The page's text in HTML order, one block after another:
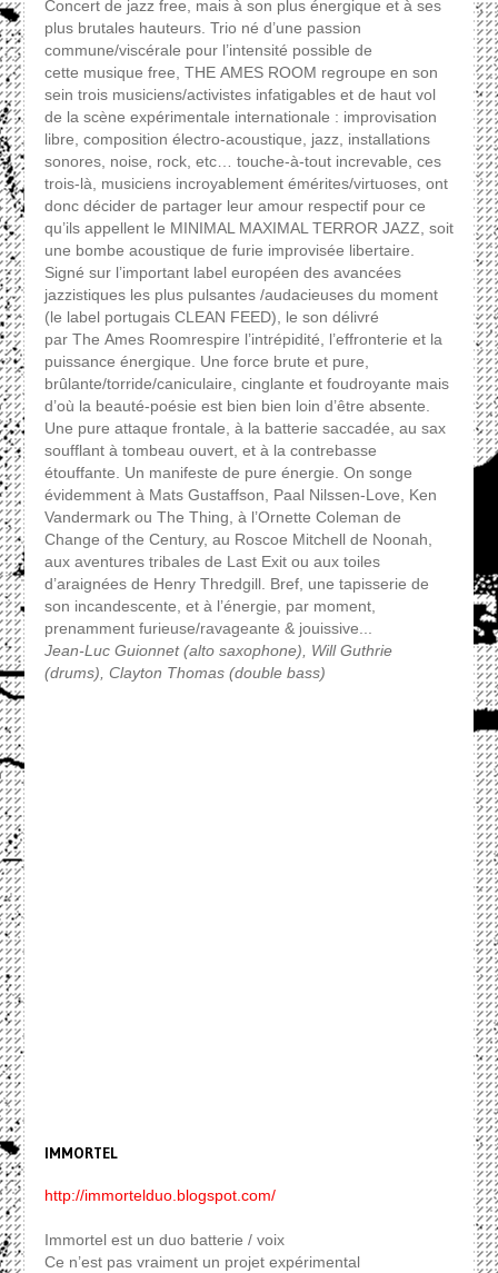
Concert de jazz free, mais à son plus énergique et à ses
plus brutales hauteurs. Trio né d’une passion
commune/viscérale pour l’intensité possible de
cette musique free, THE AMES ROOM regroupe en son
sein trois musiciens/activistes infatigables et de haut vol
de la scène expérimentale internationale : improvisation
libre, composition électro-acoustique, jazz, installations
sonores, noise, rock, etc… touche-à-tout increvable, ces
trois-là, musiciens incroyablement émérites/virtuoses, ont
donc décider de partager leur amour respectif pour ce
qu’ils appellent le MINIMAL MAXIMAL TERROR JAZZ, soit
une bombe acoustique de furie improvisée libertaire.
Signé sur l’important label européen des avancées
jazzistiques les plus pulsantes /audacieuses du moment
(le label portugais CLEAN FEED), le son délivré
par The Ames Roomrespire l’intrépidité, l’effronterie et la
puissance énergique. Une force brute et pure,
brûlante/torride/caniculaire, cinglante et foudroyante mais
d’où la beauté-poésie est bien bien loin d’être absente.
Une pure attaque frontale, à la batterie saccadée, au sax
soufflant à tombeau ouvert, et à la contrebasse
étouffante. Un manifeste de pure énergie. On songe
évidemment à Mats Gustaffson, Paal Nilssen-Love, Ken
Vandermark ou The Thing, à l’Ornette Coleman de
Change of the Century, au Roscoe Mitchell de Noonah,
aux aventures tribales de Last Exit ou aux toiles
d’araignées de Henry Thredgill. Bref, une tapisserie de
son incandescente, et à l’énergie, par moment,
prenamment furieuse/ravageante & jouissive...
Jean-Luc Guionnet (alto saxophone), Will Guthrie
(drums), Clayton Thomas (double bass)
IMMORTEL
http://immortelduo.blogspot.com/
Immortel est un duo batterie / voix
Ce n’est pas vraiment un projet expérimental